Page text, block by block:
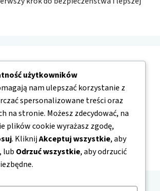
użytkowników
nam ulepszać korzystanie z
spersonalizowane treści oraz
na stronie. Możesz zdecydować, na
plików cookie wyrażasz zgodę,
. KliknijAkceptuj wszystkie, aby
lub Odrzuć wszystkie, aby odrzucić